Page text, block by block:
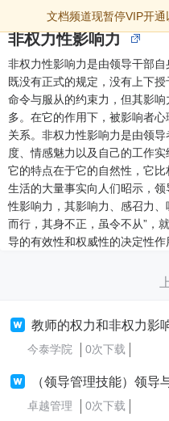
文档频道现暂停VIP开
非权力性影响力
非权力性影响力是由领导干部
既没有正式的规定，没有上下
命令与服从的约束力，但其影
多。在它的作用下，被影响者
关系。非权力性影响力是由领
度、情感魅力以及自己的工作
它的特点在于它的自然性，它
生活的大量事实向人们昭示，
性影响力，其影响力、感召力
而行，其身不正，虽令不从”，
导的有效性和权威性的决定性作
教师的权力和非权力影
今泰学院 0次下载
（领导管理技能）领导与
卓越管理 0次下载